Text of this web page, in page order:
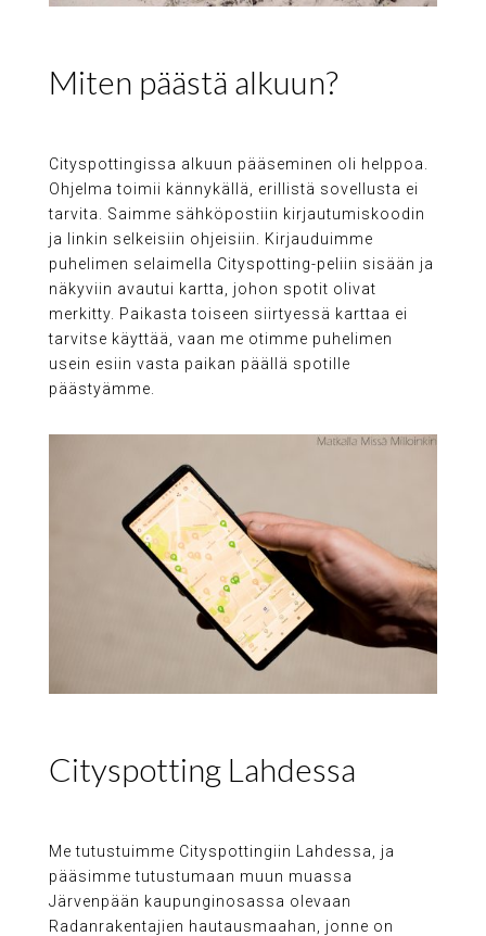
Miten päästä alkuun?
Cityspottingissa alkuun pääseminen oli helppoa.
Ohjelma toimii kännykällä, erillistä sovellusta ei
tarvita. Saimme sähköpostiin kirjautumiskoodin
ja linkin selkeisiin ohjeisiin. Kirjauduimme
puhelimen selaimella Cityspotting-peliin sisään ja
näkyviin avautui kartta, johon spotit olivat
merkitty. Paikasta toiseen siirtyessä karttaa ei
tarvitse käyttää, vaan me otimme puhelimen
usein esiin vasta paikan päällä spotille
päästyämme.
Cityspotting Lahdessa
Me tutustuimme Cityspottingiin Lahdessa, ja
pääsimme tutustumaan muun muassa
Järvenpään kaupunginosassa olevaan
Radanrakentajien hautausmaahan, jonne on